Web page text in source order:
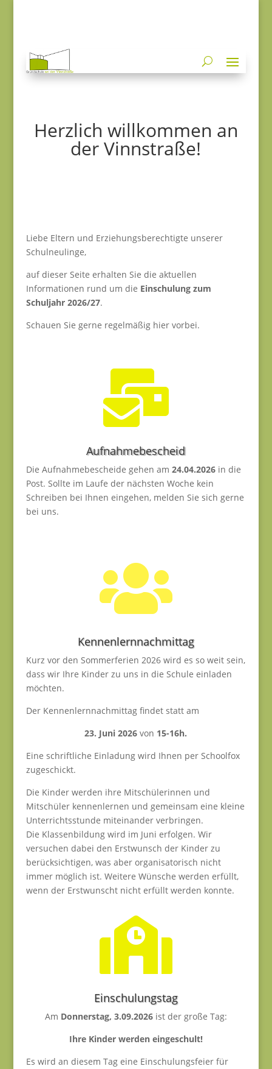
Herzlich willkommen an
der Vinnstraße!
Liebe Eltern und Erziehungsberechtigte unserer
Schulneulinge,
auf dieser Seite erhalten Sie die aktuellen
Informationen rund um die Einschulung zum
Schuljahr 2026/27.
Schauen Sie gerne regelmäßig hier vorbei.

Aufnahmebescheid
Die Aufnahmebescheide gehen am 24.04.2026in die
Post. Sollte im Laufe der nächsten Woche kein
Schreiben bei Ihnen eingehen, melden Sie sich gerne
bei uns.

Kennenlernnachmittag
Kurz vor den Sommerferien 2026 wird es so weit sein,
dass wir Ihre Kinder zu uns in die Schule einladen
möchten.
Der Kennenlernnachmittag findet statt am
23. Juni 2026von 15-16h.
Eine schriftliche Einladung wird Ihnen per Schoolfox
zugeschickt.
Die Kinder werden ihre Mitschülerinnen und
Mitschüler kennenlernen und gemeinsam eine kleine
Unterrichtsstunde miteinander verbringen.
Die Klassenbildung wird im Juni erfolgen. Wir
versuchen dabei den Erstwunsch der Kinder zu
berücksichtigen, was aber organisatorisch nicht
immer möglich ist. Weitere Wünsche werden erfüllt,
wenn der Erstwunscht nicht erfüllt werden konnte.

Einschulungstag
Am Donnerstag, 3.09.2026ist der große Tag:
Ihre Kinder werden eingeschult!
Es wird an diesem Tag eine Einschulungsfeier für